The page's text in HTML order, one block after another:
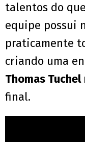
talentos do
equipe possui
praticamente
criando uma
Thomas Tuchel
final.